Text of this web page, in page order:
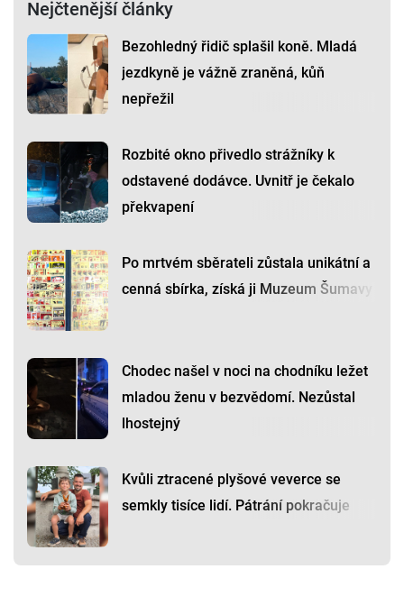
Nejčtenější články
Bezohledný řidič splašil koně. Mladá
jezdkyně je vážně zraněná, kůň
nepřežil
Rozbité okno přivedlo strážníky k
odstavené dodávce. Uvnitř je čekalo
překvapení
Po mrtvém sběrateli zůstala unikátní a
cenná sbírka, získá ji Muzeum Šumavy
Chodec našel v noci na chodníku ležet
mladou ženu v bezvědomí. Nezůstal
lhostejný
Kvůli ztracené plyšové veverce se
semkly tisíce lidí. Pátrání pokračuje